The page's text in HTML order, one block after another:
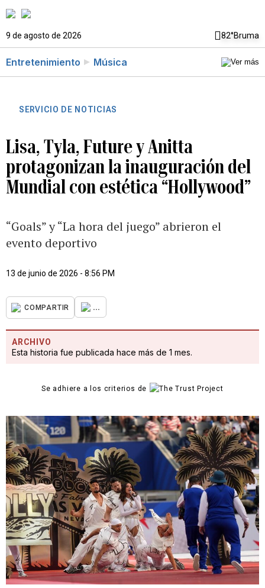
9 de agosto de 2026 82°Bruma
Entretenimiento Música
SERVICIO DE NOTICIAS
Lisa, Tyla, Future y Anitta
protagonizan la inauguración del
Mundial con estética “Hollywood”
“Goals” y “La hora del juego” abrieron el
evento deportivo
13 de junio de 2026 - 8:56 PM
COMPARTIR ...
ARCHIVO
Esta historia fue publicada hace más de 1 mes.
Se adhiere a los criterios de